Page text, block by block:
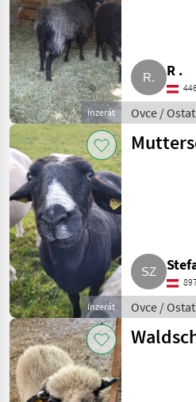
Inzerát
R .
Ovce /
oviec
Inzerát
Ovce /
oviec